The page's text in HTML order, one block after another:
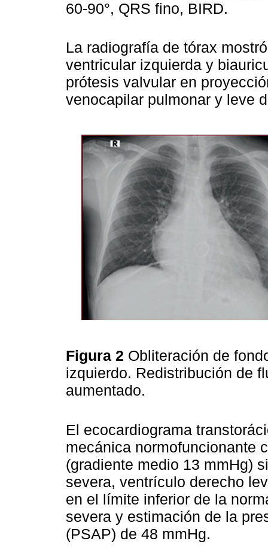
60-90°, QRS fino, BIRD.
La radiografía de tórax
ventricular izquierda y
prótesis valvular en
venocapilar pulmonar y leve
Figura 2 Obliteración de
izquierdo. Redistribución de
aumentado.
El ecocardiograma
mecánica normofuncionante
(gradiente medio 13 mmHg)
severa, ventrículo derecho
en el límite inferior de la
severa y estimación de la
(PSAP) de 48 mmHg.